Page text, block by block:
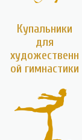
Купальники
для
художественн
ой гимнастики